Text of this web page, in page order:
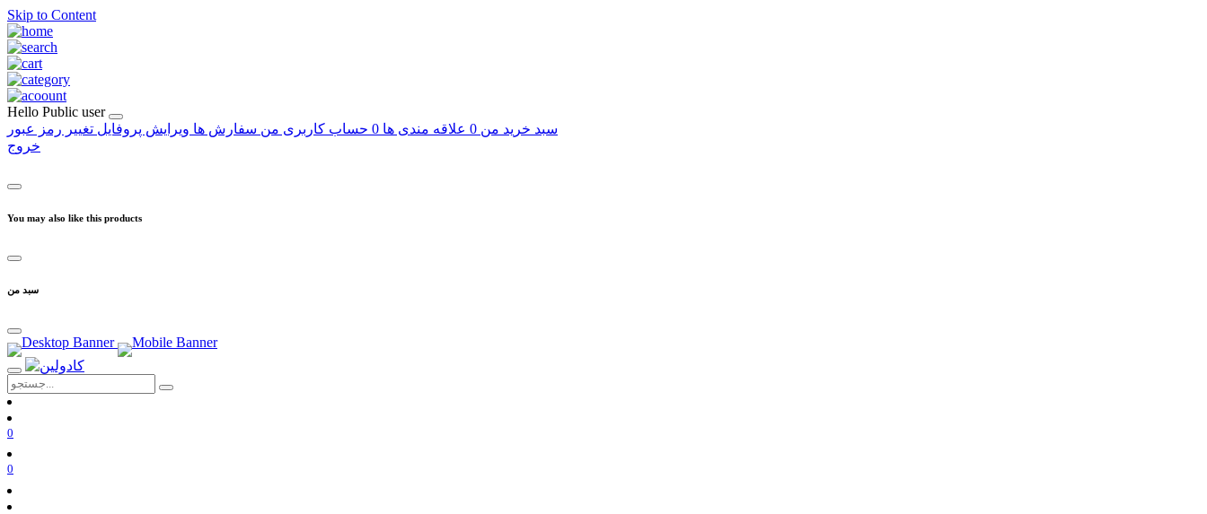
Skip to Content
Hello Public user
سبد خرید من 0 علاقه مندی ها 0 حساب کاربری من سفارش ها ویرایش پروفایل تغییر رمز عبور
خروج
You may also like this products
سبد من
0
0